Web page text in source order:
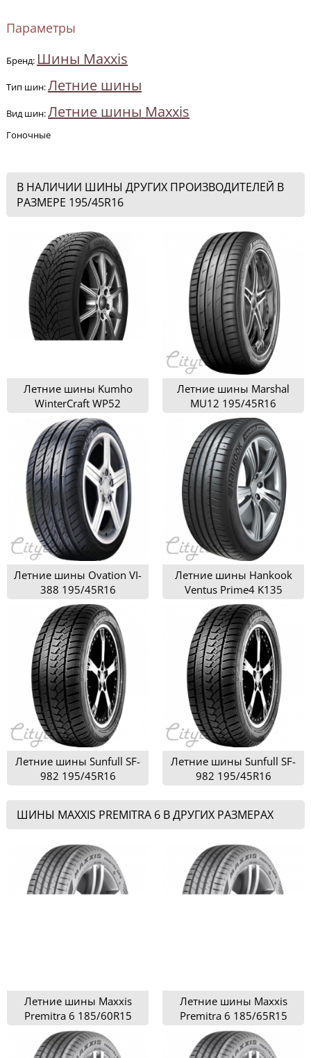
Параметры
Бренд: Шины Maxxis
Тип шин:Летние шины
Вид шин:Летние шины Maxxis
Гоночные
В НАЛИЧИИ ШИНЫ ДРУГИХ ПРОИЗВОДИТЕЛЕЙ В
РАЗМЕРЕ 195/45R16
Летние шины Kumho
WinterCraft WP52
195/45R16
Летние шины Marshal
MU12 195/45R16
Летние шины Ovation VI-
388 195/45R16
Летние шины Hankook
Ventus Prime4 K135
195/45R16
Летние шины Sunfull SF-
982 195/45R16
Летние шины Sunfull SF-
982 195/45R16
ШИНЫ MAXXIS PREMITRA 6 В ДРУГИХ РАЗМЕРАХ
Летние шины Maxxis
Premitra 6 185/60R15
Летние шины Maxxis
Premitra 6 185/65R15